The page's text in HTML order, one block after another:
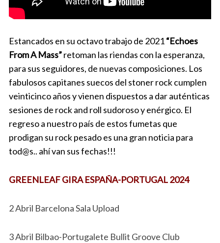
Estancados en su octavo trabajo de 2021“Echoes
From A Mass”retoman las riendas con la esperanza,
para sus seguidores, de nuevas composiciones. Los
fabulosos capitanes suecos del stoner rock cumplen
veinticinco años y vienen dispuestos a dar auténticas
sesiones de rock and roll sudoroso y enérgico. El
regreso a nuestro país de estos fumetas que
prodigan su rock pesado es una gran noticia para
tod@s.. ahí van sus fechas!!!
GREENLEAF GIRA ESPAÑA-PORTUGAL 2024
2 Abril Barcelona Sala Upload
3 Abril Bilbao-Portugalete Bullit Groove Club